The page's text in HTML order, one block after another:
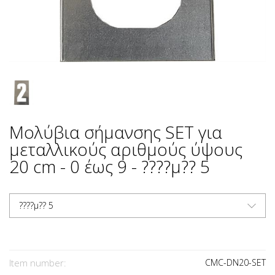
Μολύβια σήμανσης SET για
μεταλλικούς αριθμούς ύψους
20 cm - 0 έως 9 - ????µ?? 5
????µ?? 5
Item number: CMC-DN20-SET